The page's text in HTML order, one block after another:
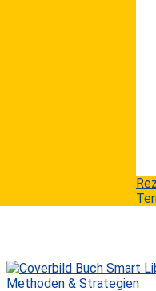
Politiker und andere
scharf gegen die
Netzneutralität wehren.
große
Lobbyisten und
vehement eine